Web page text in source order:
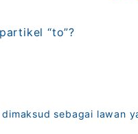
“to”?
sebagai lawan